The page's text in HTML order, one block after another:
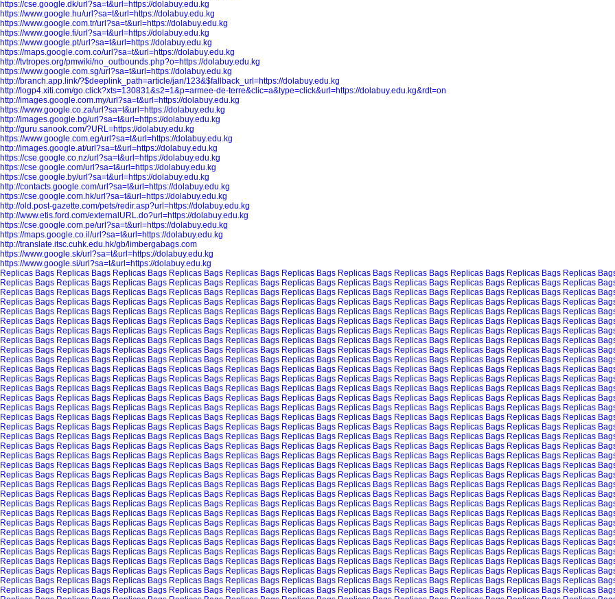
https://cse.google.dk/url?sa=t&url=https://dolabuy.edu.kg
https://www.google.hu/url?sa=t&url=https://dolabuy.edu.kg
https://www.google.com.tr/url?sa=t&url=https://dolabuy.edu.kg
https://www.google.fi/url?sa=t&url=https://dolabuy.edu.kg
https://www.google.pt/url?sa=t&url=https://dolabuy.edu.kg
https://maps.google.com.co/url?sa=t&url=https://dolabuy.edu.kg
http://tvtropes.org/pmwiki/no_outbounds.php?o=https://dolabuy.edu.kg
https://www.google.com.sg/url?sa=t&url=https://dolabuy.edu.kg
http://branch.app.link/?$deeplink_path=article/jan/123&$fallback_url=https://dolabuy.edu.kg
http://logp4.xiti.com/go.click?xts=130831&s2=1&p=armee-de-terre&clic=a&type=click&url=https://dolabuy.edu.kg&rdt=on
http://images.google.com.my/url?sa=t&url=https://dolabuy.edu.kg
https://www.google.co.za/url?sa=t&url=https://dolabuy.edu.kg
http://images.google.bg/url?sa=t&url=https://dolabuy.edu.kg
http://guru.sanook.com/?URL=https://dolabuy.edu.kg
https://www.google.com.eg/url?sa=t&url=https://dolabuy.edu.kg
http://images.google.at/url?sa=t&url=https://dolabuy.edu.kg
https://cse.google.co.nz/url?sa=t&url=https://dolabuy.edu.kg
https://cse.google.com/url?sa=t&url=https://dolabuy.edu.kg
https://cse.google.by/url?sa=t&url=https://dolabuy.edu.kg
http://contacts.google.com/url?sa=t&url=https://dolabuy.edu.kg
https://cse.google.com.hk/url?sa=t&url=https://dolabuy.edu.kg
http://old.post-gazette.com/pets/redir.asp?url=https://dolabuy.edu.kg
http://www.etis.ford.com/externalURL.do?url=https://dolabuy.edu.kg
https://cse.google.com.pe/url?sa=t&url=https://dolabuy.edu.kg
https://maps.google.co.il/url?sa=t&url=https://dolabuy.edu.kg
http://translate.itsc.cuhk.edu.hk/gb/limbergabags.com
https://www.google.sk/url?sa=t&url=https://dolabuy.edu.kg
https://www.google.si/url?sa=t&url=https://dolabuy.edu.kg
Replicas Bags Replicas Bags Replicas Bags Replicas Bags Replicas Bags Replicas Bags Replicas Bags Replicas Bags Replicas Bags Replicas Bags Replicas
Replicas Bags Replicas Bags Replicas Bags Replicas Bags Replicas Bags Replicas Bags Replicas Bags Replicas Bags Replicas Bags Replicas Bags Replicas
Replicas Bags Replicas Bags Replicas Bags Replicas Bags Replicas Bags Replicas Bags Replicas Bags Replicas Bags Replicas Bags Replicas Bags Replicas
Replicas Bags Replicas Bags Replicas Bags Replicas Bags Replicas Bags Replicas Bags Replicas Bags Replicas Bags Replicas Bags Replicas Bags Replicas
Replicas Bags Replicas Bags Replicas Bags Replicas Bags Replicas Bags Replicas Bags Replicas Bags Replicas Bags Replicas Bags Replicas Bags Replicas
Replicas Bags Replicas Bags Replicas Bags Replicas Bags Replicas Bags Replicas Bags Replicas Bags Replicas Bags Replicas Bags Replicas Bags Replicas
Replicas Bags Replicas Bags Replicas Bags Replicas Bags Replicas Bags Replicas Bags Replicas Bags Replicas Bags Replicas Bags Replicas Bags Replicas
Replicas Bags Replicas Bags Replicas Bags Replicas Bags Replicas Bags Replicas Bags Replicas Bags Replicas Bags Replicas Bags Replicas Bags Replicas
Replicas Bags Replicas Bags Replicas Bags Replicas Bags Replicas Bags Replicas Bags Replicas Bags Replicas Bags Replicas Bags Replicas Bags Replicas
Replicas Bags Replicas Bags Replicas Bags Replicas Bags Replicas Bags Replicas Bags Replicas Bags Replicas Bags Replicas Bags Replicas Bags Replicas
Replicas Bags Replicas Bags Replicas Bags Replicas Bags Replicas Bags Replicas Bags Replicas Bags Replicas Bags Replicas Bags Replicas Bags Replicas
Replicas Bags Replicas Bags Replicas Bags Replicas Bags Replicas Bags Replicas Bags Replicas Bags Replicas Bags Replicas Bags Replicas Bags Replicas
Replicas Bags Replicas Bags Replicas Bags Replicas Bags Replicas Bags Replicas Bags Replicas Bags Replicas Bags Replicas Bags Replicas Bags Replicas
Replicas Bags Replicas Bags Replicas Bags Replicas Bags Replicas Bags Replicas Bags Replicas Bags Replicas Bags Replicas Bags Replicas Bags Replicas
Replicas Bags Replicas Bags Replicas Bags Replicas Bags Replicas Bags Replicas Bags Replicas Bags Replicas Bags Replicas Bags Replicas Bags Replicas
Replicas Bags Replicas Bags Replicas Bags Replicas Bags Replicas Bags Replicas Bags Replicas Bags Replicas Bags Replicas Bags Replicas Bags Replicas
Replicas Bags Replicas Bags Replicas Bags Replicas Bags Replicas Bags Replicas Bags Replicas Bags Replicas Bags Replicas Bags Replicas Bags Replicas
Replicas Bags Replicas Bags Replicas Bags Replicas Bags Replicas Bags Replicas Bags Replicas Bags Replicas Bags Replicas Bags Replicas Bags Replicas
Replicas Bags Replicas Bags Replicas Bags Replicas Bags Replicas Bags Replicas Bags Replicas Bags Replicas Bags Replicas Bags Replicas Bags Replicas
Replicas Bags Replicas Bags Replicas Bags Replicas Bags Replicas Bags Replicas Bags Replicas Bags Replicas Bags Replicas Bags Replicas Bags Replicas
Replicas Bags Replicas Bags Replicas Bags Replicas Bags Replicas Bags Replicas Bags Replicas Bags Replicas Bags Replicas Bags Replicas Bags Replicas
Replicas Bags Replicas Bags Replicas Bags Replicas Bags Replicas Bags Replicas Bags Replicas Bags Replicas Bags Replicas Bags Replicas Bags Replicas
Replicas Bags Replicas Bags Replicas Bags Replicas Bags Replicas Bags Replicas Bags Replicas Bags Replicas Bags Replicas Bags Replicas Bags Replicas
Replicas Bags Replicas Bags Replicas Bags Replicas Bags Replicas Bags Replicas Bags Replicas Bags Replicas Bags Replicas Bags Replicas Bags Replicas
Replicas Bags Replicas Bags Replicas Bags Replicas Bags Replicas Bags Replicas Bags Replicas Bags Replicas Bags Replicas Bags Replicas Bags Replicas
Replicas Bags Replicas Bags Replicas Bags Replicas Bags Replicas Bags Replicas Bags Replicas Bags Replicas Bags Replicas Bags Replicas Bags Replicas
Replicas Bags Replicas Bags Replicas Bags Replicas Bags Replicas Bags Replicas Bags Replicas Bags Replicas Bags Replicas Bags Replicas Bags Replicas
Replicas Bags Replicas Bags Replicas Bags Replicas Bags Replicas Bags Replicas Bags Replicas Bags Replicas Bags Replicas Bags Replicas Bags Replicas
Replicas Bags Replicas Bags Replicas Bags Replicas Bags Replicas Bags Replicas Bags Replicas Bags Replicas Bags Replicas Bags Replicas Bags Replicas
Replicas Bags Replicas Bags Replicas Bags Replicas Bags Replicas Bags Replicas Bags Replicas Bags Replicas Bags Replicas Bags Replicas Bags Replicas
Replicas Bags Replicas Bags Replicas Bags Replicas Bags Replicas Bags Replicas Bags Replicas Bags Replicas Bags Replicas Bags Replicas Bags Replicas
Replicas Bags Replicas Bags Replicas Bags Replicas Bags Replicas Bags Replicas Bags Replicas Bags Replicas Bags Replicas Bags Replicas Bags Replicas
Replicas Bags Replicas Bags Replicas Bags Replicas Bags Replicas Bags Replicas Bags Replicas Bags Replicas Bags Replicas Bags Replicas Bags Replicas
Replicas Bags Replicas Bags Replicas Bags Replicas Bags Replicas Bags Replicas Bags Replicas Bags Replicas Bags Replicas Bags Replicas Bags Replicas